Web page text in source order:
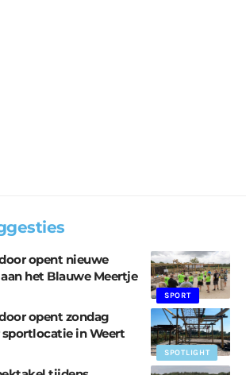
SPORT
opent nieuwe
het Blauwe Meertje
SPOTLIGHT
opent zondag
in Weert